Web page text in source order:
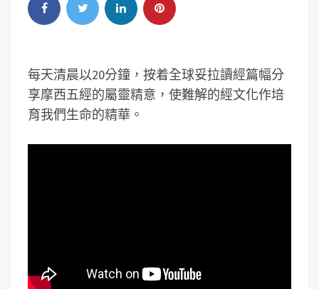
每天清晨以20分鐘，按着全球妥拉讀經篇幅分
享摩西五經的屬靈精意，使難解的經文化作培
育我們生命的精華。